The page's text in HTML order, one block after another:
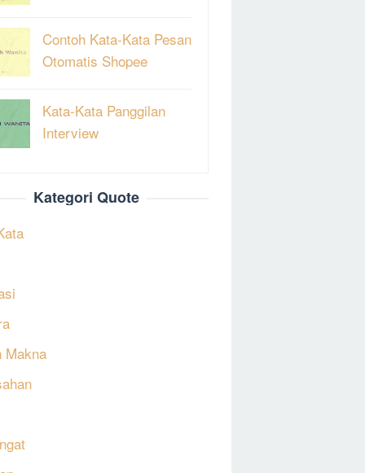
Contoh Kata-Kata Pesan
Otomatis Shopee
Kata-Kata Panggilan
Interview
Kategori Quote
Makna